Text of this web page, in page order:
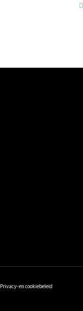
Privacy- en cookiebeleid